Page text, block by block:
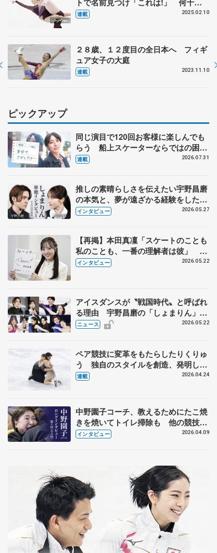
と説得重ねてカナダへ 「あずしん」誕
連載 2025.02.10
２８歳、１２度目の全日本へ フィギ
ュア女子の大庭
連載 2023.11.10
ピックアップ
同じ演目で120回お客様に楽しんでも
らう 船上スケーターならではの困難
とは 影響あったPIW前キャプテン松
連載 2026.07.31
推しの素晴らしさを伝えたい宇野昌磨
の本気と、夢が遠ざかる経験をした本
田真凜の覚悟
インタビュー 2026.05.27
【再掲】本田真凜「スケートのことも
私のことも、一番の理解者は彼」 引
退時の単独インタビューで語った競技
インタビュー 2026.05.22
アイスダンスが〝戦国時代〟と呼ばれ
る理由 宇野昌磨の「しょまりん」ら
実力者が相次いで参戦 国内の競争激
ニュース 2026.05.22
ペア競技に変革をもたらしたりくりゅ
う 独自のスタイルを創造、発明した
【引退発表後②】
連載 2026.04.24
中野園子コーチ、教えるためにたこ焼
きを焼いてトイレ掃除も 他の競技に
も通用するという坂本花織の筋肉
インタビュー 2026.04.09